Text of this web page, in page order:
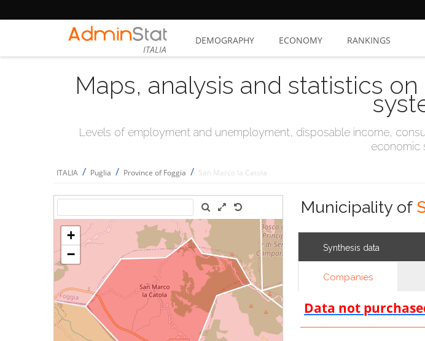
ITALIA
DEMOGRAPHY ECONOMY RANKINGS
Maps, analysis and statistics
Levels of employment and unemployment, disposable income,
economic
ITALIA / Puglia / Province of Foggia / San Marco la Catola
Municipality of
Synthesis data
Companies
Data not